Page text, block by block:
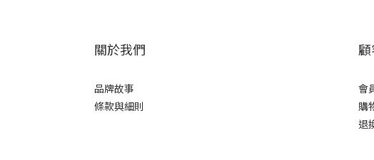
關於我們
品牌故事
條款與細則
會
購
退